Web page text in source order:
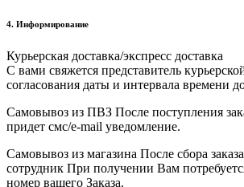
4. Информирование
Курьерская доставка/экспресс доставка
С вами свяжется представитель
согласования даты и интервала времени
Самовывоз из ПВЗ После поступления
придет смс/e-mail уведомление.
Самовывоз из магазина После сбора
сотрудник При получении Вам
номер вашего Заказа.